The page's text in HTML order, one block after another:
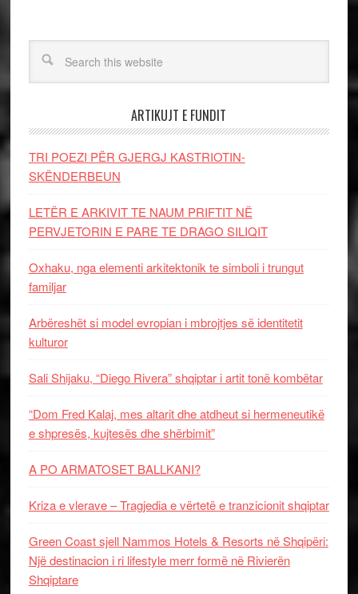
ARTIKUJT E FUNDIT
TRI POEZI PËR GJERGJ KASTRIOTIN-
SKËNDERBEUN
LETËR E ARKIVIT TE NAUM PRIFTIT NË
PERVJETORIN E PARE TE DRAGO SILIQIT
Oxhaku, nga elementi arkitektonik te simboli i trungut
familjar
Arbëreshët si model evropian i mbrojtjes së identitetit
kulturor
Sali Shijaku, “Diego Rivera” shqiptar i artit tonë kombëtar
“Dom Fred Kalaj, mes altarit dhe atdheut si hermeneutikë
e shpresës, kujtesës dhe shërbimit”
A PO ARMATOSET BALLKANI?
Kriza e vlerave – Tragjedia e vërtetë e tranzicionit shqiptar
Green Coast sjell Nammos Hotels & Resorts në Shqipëri:
Një destinacion i ri lifestyle merr formë në Rivierën
Shqiptare